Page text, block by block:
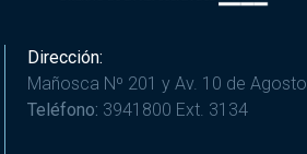
Dirección:
Mañosca Nº 201 y Av. 10 de Agosto
Teléfono: 3941800 Ext. 3134